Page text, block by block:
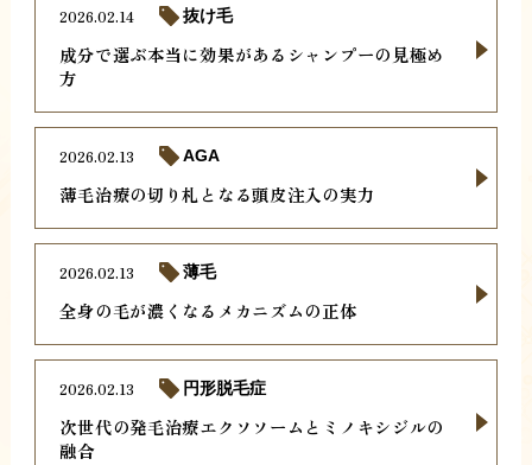
成分で選ぶ本当に効果があるシャンプーの見極め
方
2026.02.14 抜け毛
薄毛治療の切り札となる頭皮注入の実力
2026.02.13 AGA
全身の毛が濃くなるメカニズムの正体
2026.02.13 薄毛
次世代の発毛治療エクソソームとミノキシジルの
融合
2026.02.13 円形脱毛症